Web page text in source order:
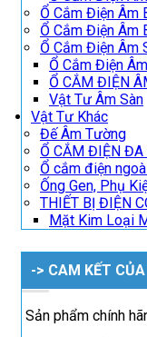
Ổ Cắm Điện Âm
Ổ Cắm Điện Âm
Ổ Cắm Điện Âm
Ổ Cắm Điện
Ổ CẮM ĐIỆN
Vật Tư Âm Sàn
Vật Tư Khác
Đế Âm Tường
Ổ CẮM ĐIỆN ĐA
Ổ cắm điện
Ống Gen, Phụ
THIẾT BỊ ĐIỆN
Mặt Kim Loại
-> CAM KẾT
Sản phẩm chính